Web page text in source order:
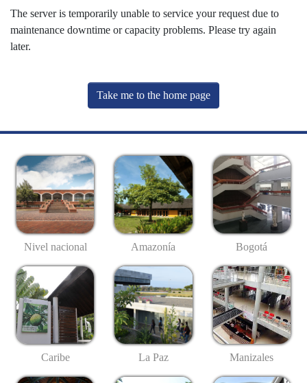
The server is temporarily unable to service your request due to
maintenance downtime or capacity problems. Please try again
later.
Take me to the home page
Nivel nacional Amazonía Bogotá
Caribe La Paz Manizales